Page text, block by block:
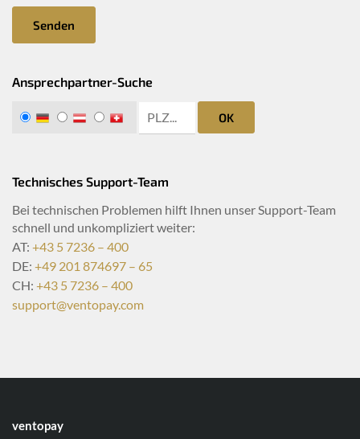
Senden
Ansprechpartner-Suche
DE AT zip search
OK
Technisches Support-Team
Bei technischen Problemen hilft Ihnen unser Support-Team
schnell und unkompliziert weiter:
AT: +43 5 7236 – 400
DE: +49 201 874697 – 65
CH: +43 5 7236 – 400
support@ventopay.com
ventopay